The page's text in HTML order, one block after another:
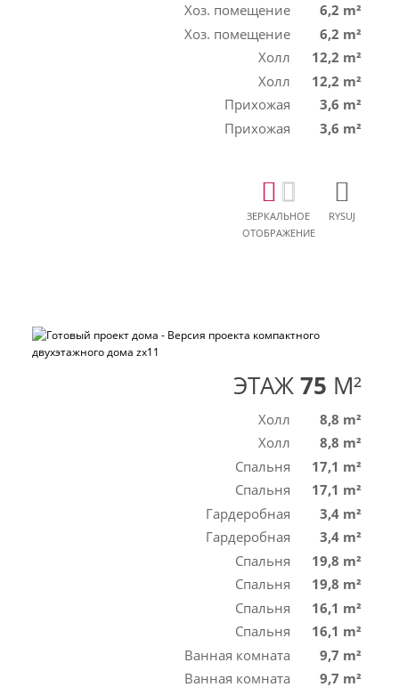
Хоз. помещение
6,2 m²
Хоз. помещение
6,2 m²
Холл
12,2 m²
Холл
12,2 m²
Прихожая
3,6 m²
Прихожая
3,6 m²
ЗЕРКАЛЬНОЕ
ОТОБРАЖЕНИЕ
RYSUJ
ЭТАЖ75 M²
Холл
8,8 m²
Холл
8,8 m²
Спальня
17,1 m²
Спальня
17,1 m²
Гардеробная
3,4 m²
Гардеробная
3,4 m²
Спальня
19,8 m²
Спальня
19,8 m²
Спальня
16,1 m²
Спальня
16,1 m²
Ванная комната
9,7 m²
Ванная комната
9,7 m²